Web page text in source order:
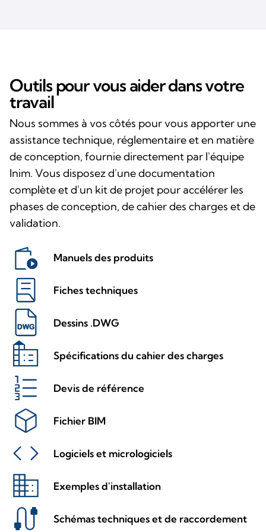
Outils pour vous aider dans votre
travail
Nous sommes à vos côtés pour vous apporter une
assistance technique, réglementaire et en matière
de conception, fournie directement par l'équipe
Inim. Vous disposez d'une documentation
complète et d'un kit de projet pour accélérer les
phases de conception, de cahier des charges et de
validation.
Manuels des produits
Fiches techniques
Dessins .DWG
Spécifications du cahier des charges
Devis de référence
Fichier BIM
Logiciels et micrologiciels
Exemples d'installation
Schémas techniques et de raccordement